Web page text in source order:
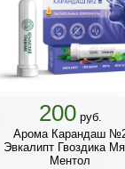
200руб.
Арома Карандаш
Эвкалипт Гвоздика
Ментол